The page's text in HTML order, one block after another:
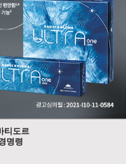
티도르
명령